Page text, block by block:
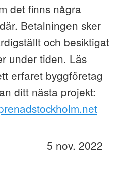
det finns några
Betalningen sker
och besiktigat
under tiden. Läs
erfaret byggföretag
ditt nästa projekt:
5 nov. 2022